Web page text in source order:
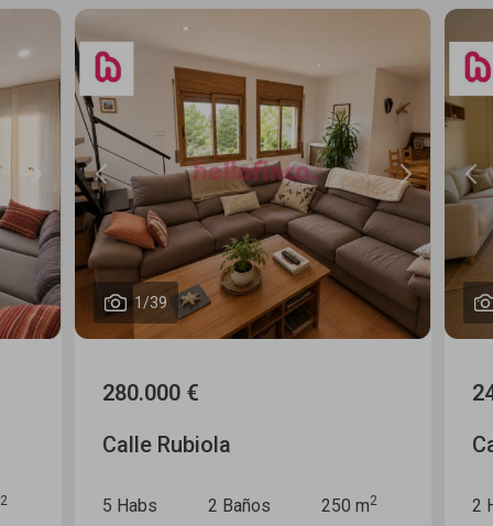
m
1 41
240.000 €
Calle Zamora
2 Habs 2 Baños 122 m